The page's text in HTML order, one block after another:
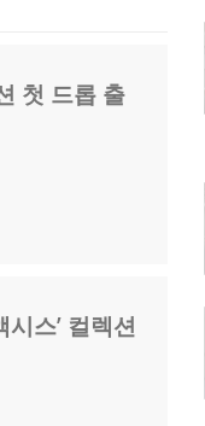
첫 드롭 출
스’ 컬렉션